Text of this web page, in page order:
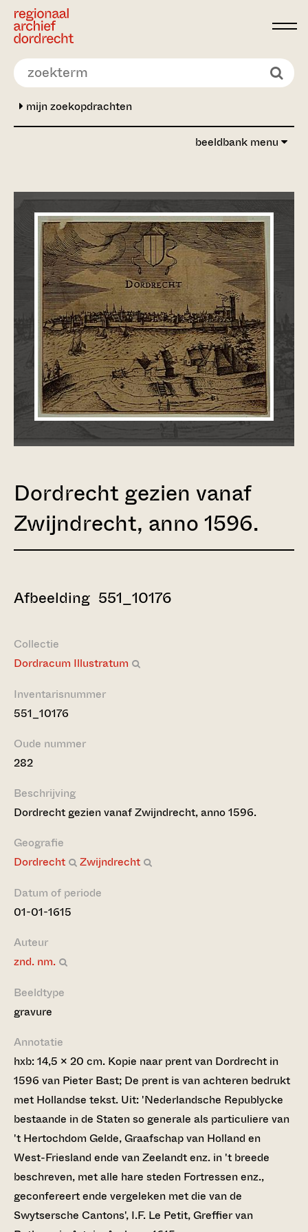
Ga direct naar de inhoud
mijn zoekopdrachten
beeldbank menu
Dordrecht gezien vanaf
Zwijndrecht, anno 1596.
Afbeelding 551_10176
Collectie
Dordracum Illustratum
Inventarisnummer
551_10176
Oude nummer
282
Beschrijving
Dordrecht gezien vanaf Zwijndrecht, anno 1596.
Geografie
Dordrecht
Zwijndrecht
Datum of periode
01-01-1615
Auteur
znd. nm.
Beeldtype
gravure
Annotatie
hxb: 14,5 x 20 cm. Kopie naar prent van Dordrecht in
1596 van Pieter Bast; De prent is van achteren bedrukt
met Hollandse tekst. Uit: 'Nederlandsche Republycke
bestaande in de Staten so generale als particuliere van
't Hertochdom Gelde, Graafschap van Holland en
West-Friesland ende van Zeelandt enz. in 't breede
beschreven, met alle hare steden Fortressen enz.,
geconfereert ende vergeleken met die van de
Swytsersche Cantons', I.F. Le Petit, Greffier van